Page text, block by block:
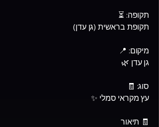
תקופה: ⏳
תקופת בראשית (גן עדן)
מיקום: 📍
גן עדן 🌿
סוג: 🧾
עץ מקראי סמלי ✨
🧾 תיאור